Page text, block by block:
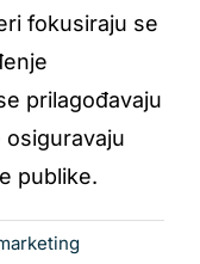
fokusiraju se
prilagođavaju
osiguravaju
publike.